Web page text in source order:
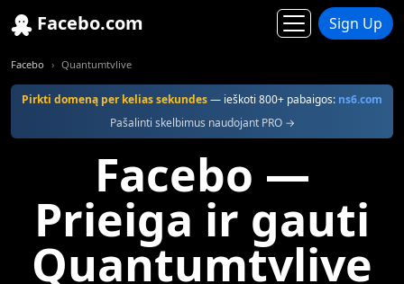
Facebo.com Sign Up
Facebo Quantumtvlive
Pirkti domeną per kelias sekundes— ieškoti 800+ pabaigos: ns6.com
Pašalinti skelbimus naudojant PRO →
Facebo —
Prieiga ir gauti
Quantumtvlive